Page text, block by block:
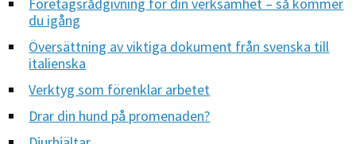
du igång
Översättning av viktiga dokument från svenska till
italienska
Verktyg som förenklar arbetet
Drar din hund på promenaden?